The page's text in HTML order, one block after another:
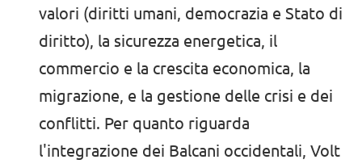
valori (diritti umani, democrazia e Stato di
diritto), la sicurezza energetica, il
commercio e la crescita economica, la
migrazione, e la gestione delle crisi e dei
conflitti. Per quanto riguarda
l'integrazione dei Balcani occidentali, Volt